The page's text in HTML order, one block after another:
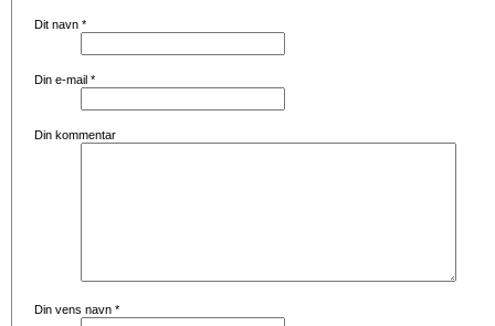
Dit navn *
Din e-mail *
Din kommentar
Din vens navn *